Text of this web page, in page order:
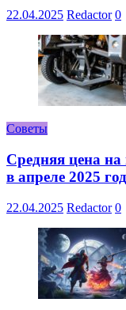
22.04.2025 Redactor 0
Советы
Средняя цена
в апреле 2025
22.04.2025 Redactor 0